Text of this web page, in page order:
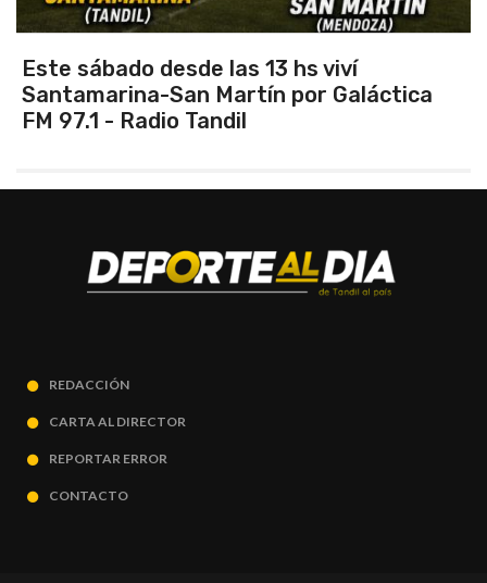
desde las 13 hs viví
San Martín por Galáctica
- Radio Tandil
REDACCIÓN
CARTA AL DIRECTOR
REPORTAR ERROR
CONTACTO